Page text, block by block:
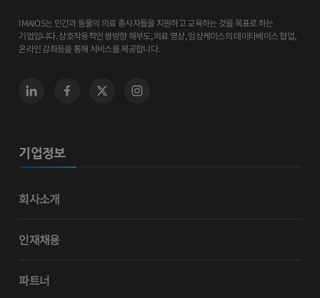
IMAIOS는 인간과 동물의 의료 종사자들을 지원하고 교육하는 것을 목표로 하는
기업입니다. 상호작용적인 쌍방향 해부도, 의료 영상, 임상케이스의 데이타베이스 협업,
온라인 강좌등을 통해 서비스를 제공합니다.
기업정보
회사소개
인재채용
파트너